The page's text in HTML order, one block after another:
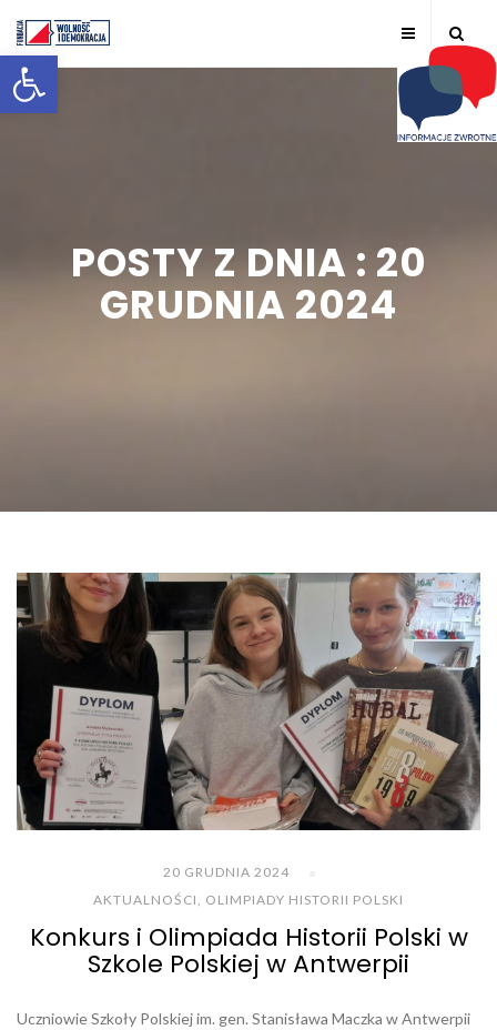
Otwórz pasek narzędzi
POSTY Z DNIA : 20
GRUDNIA 2024
20 GRUDNIA 2024
AKTUALNOŚCI, OLIMPIADY HISTORII POLSKI
Konkurs i Olimpiada Historii Polski w
Szkole Polskiej w Antwerpii
Uczniowie Szkoły Polskiej im. gen. Stanisława Maczka w Antwerpii